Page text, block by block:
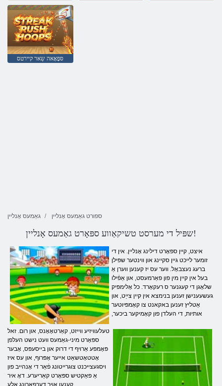
סּפָאָאה שַאר קיירטס
גאַמעס אָנליין ספורט גאַמעס אָנליין
שפּיל די מערסט טשיקאַווע ספּאָרט גאַמעס אָנליין!
איצט, קיין ספּאָרט דילינג אָנליין. אין די
זומער לייכט גיין סקיינג און ווינטער שפּילן
ברעג נעצבאָל. ווער עס יז קענען ווערן אַ
בעל אין קיין מין פון פאַרמעסט, און אַפֿילו
שלאָגן די קעגנער ס רעקאָרד. כל אָלימפּיק
געשעענישן זענען בנימצא אין קיין צייַט, און
אַטליץ זענען באקאנט צו קאָמפּיוטער
אותיות, די העלדן פון קאָמיקער ביכער,
טעלעוויזיע ווייזט, קאַרטאָאָנס, און רום. זאל
ספּאָרט מיני-גאַמעס וועט נישט העלפן
פּאָמפּע אַרויף די דרוק און בייסעפּס, אָבער
אָטטאָטשאַט אייער אָפּרוף, און עס איז
ויסגעצייכנט צוגרייטונג פֿאַר די אָנהייב פון
אַ פאַקטיש ספּאָרט קאַריערע. דאָ איר